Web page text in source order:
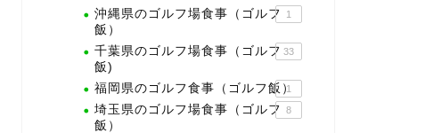
沖縄県のゴルフ場食事（ゴルフ
飯）
1
千葉県のゴルフ場食事（ゴルフ
飯)
33
福岡県のゴルフ食事（ゴルフ飯）1
埼玉県のゴルフ場食事（ゴルフ
飯）
8